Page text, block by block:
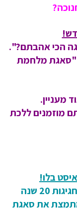
הכי אהבתם?".
"סאגת מלחמת
מעניין.
מוזמנים ללכת
בלו!
כמו שאתם בוודאי יודעים, לכבוד חגיגות 20 שנה
את סאגת